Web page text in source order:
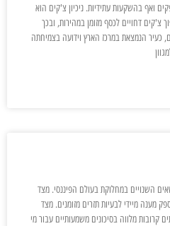
ואף בהשקעות עתידיות. ניכיון צ'קים הוא
צ'קים דחויים לכסף מזומן במהירות, ובכך
כעיר הנמצאת במרכז הארץ וידועה בצמיחתה
השנויים במחלוקת בעולם הפיננסי. מצד
מענה מיידי לבעיות תזרים מזומנים. מצד
קרובות מלווה בסיכונים משמעותיים עבור מי